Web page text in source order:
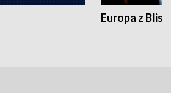
Europa z